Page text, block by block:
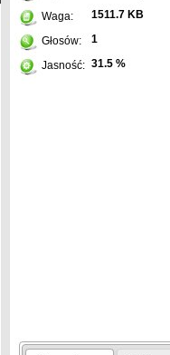
Waga: 1511.7 KB
Głosów: 1
Jasność: 31.5 %